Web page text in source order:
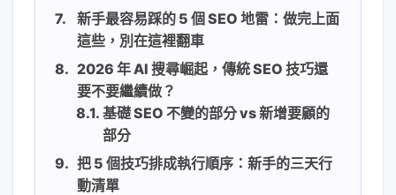
新手最容易踩的 5 個 SEO 地雷：做完上面
這些，別在這裡翻車
2026 年 AI 搜尋崛起，傳統 SEO 技巧還
要不要繼續做？
基礎 SEO 不變的部分 vs 新增要顧的
部分
把 5 個技巧排成執行順序：新手的三天行
動清單